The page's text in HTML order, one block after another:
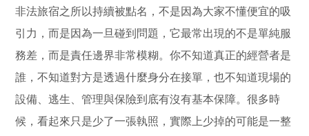
非法旅宿之所以持續被點名，不是因為大家不懂便宜的吸
引力，而是因為一旦碰到問題，它最常出現的不是單純服
務差，而是責任邊界非常模糊。你不知道真正的經營者是
誰，不知道對方是透過什麼身分在接單，也不知道現場的
設備、逃生、管理與保險到底有沒有基本保障。很多時
候，看起來只是少了一張執照，實際上少掉的可能是一整